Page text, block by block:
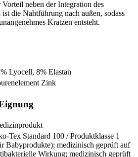
neben der Integration des
die Nahtführung nach außen, sodass
Kratzen entsteht.
Lyocell, 8% Elastan
Zink
Tex Standard 100 / Produktklasse 1
Babyprodukte); medizinisch geprüft auf
Wirkung; medizinisch geprüft